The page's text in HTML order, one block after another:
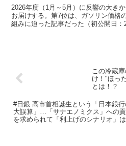
円”のカ
ライン
2026年度（1月～5月）に反響の大き
お届けする。第7位は、ガソリン価格
組みに迫った記事だった（初公開日：
この冷蔵
け！"ほっ
とは！？
#日銀 高市首相誕生という「日本銀
大誤算」…「サナエノミクス」への
を求められて「利上げのシナリオ」は